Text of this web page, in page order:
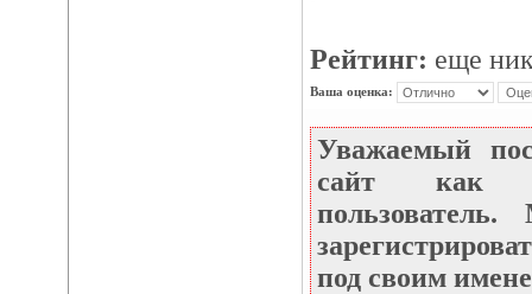
Рейтинг: еще
Ваша оценка:
Уважаемый
сайт как
под своим